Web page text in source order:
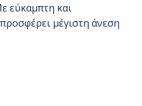
εύκαμπτη και
μέγιστη άνεση